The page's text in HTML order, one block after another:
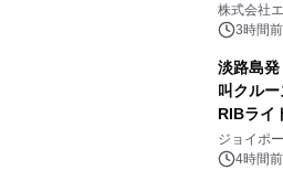
株式会社
3時間前
淡路島
叫クル
RIBライ
アル！
ート設計
ジョイポ
4時間前